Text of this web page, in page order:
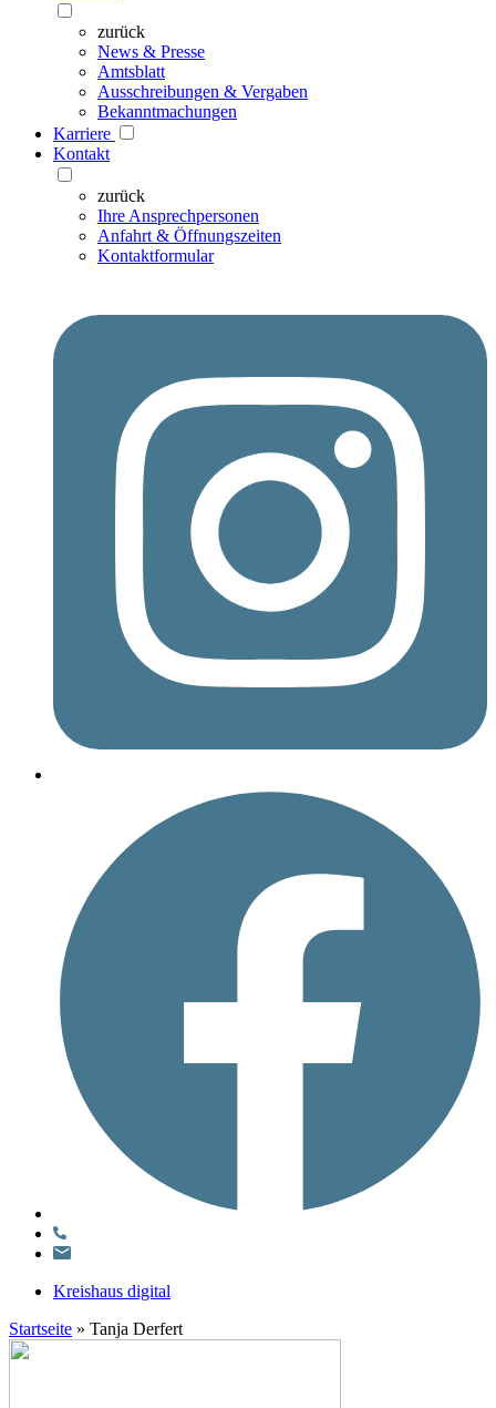
zurück
News & Presse
Amtsblatt
Ausschreibungen & Vergaben
Bekanntmachungen
Karriere
Kontakt
zurück
Ihre Ansprechpersonen
Anfahrt & Öffnungszeiten
Kontaktformular
Kreishaus digital
Startseite » Tanja Derfert